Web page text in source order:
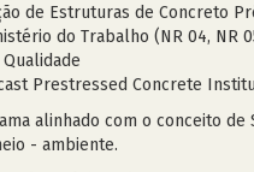
de Estruturas de Concreto
do Trabalho (NR 04, NR
Prestressed Concrete
alinhado com o conceito
- ambiente.